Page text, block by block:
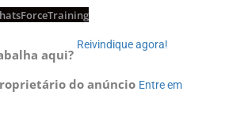
aqui?
Reivindique agora!
do anúncio Entre em